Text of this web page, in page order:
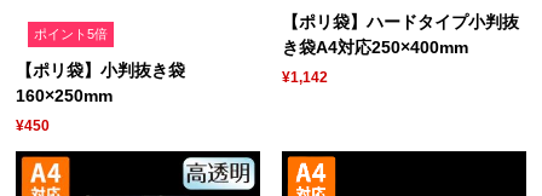
ポイント5倍
【ポリ袋】小判抜き袋
160×250mm
¥450
【ポリ袋】ハードタイプ小判抜
き袋A4対応250×400mm
¥1,142